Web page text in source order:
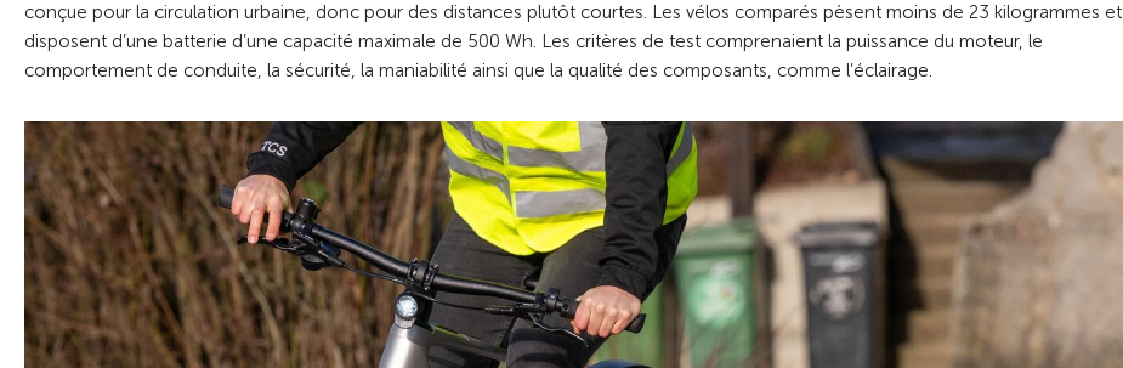
conçue pour la circulation urbaine, donc pour des distances plutôt courtes. Les vélos comparés pèsent moins de 23 kilogrammes et
disposent d’une batterie d’une capacité maximale de 500 Wh. Les critères de test comprenaient la puissance du moteur, le
comportement de conduite, la sécurité, la maniabilité ainsi que la qualité des composants, comme l’éclairage.